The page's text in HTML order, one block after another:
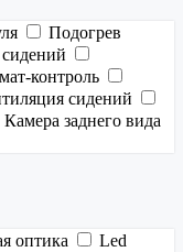
Подогрев
контроль
сидений
Камера заднего вида
оптика
Led